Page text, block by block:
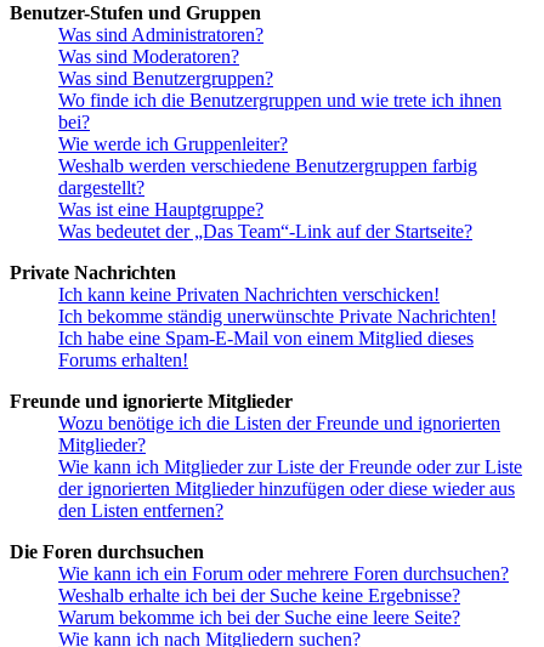
Benutzer-Stufen und Gruppen
Was sind Administratoren?
Was sind Moderatoren?
Was sind Benutzergruppen?
Wo finde ich die Benutzergruppen und wie trete ich ihnen
bei?
Wie werde ich Gruppenleiter?
Weshalb werden verschiedene Benutzergruppen farbig
dargestellt?
Was ist eine Hauptgruppe?
Was bedeutet der „Das Team“-Link auf der Startseite?
Private Nachrichten
Ich kann keine Privaten Nachrichten verschicken!
Ich bekomme ständig unerwünschte Private Nachrichten!
Ich habe eine Spam-E-Mail von einem Mitglied dieses
Forums erhalten!
Freunde und ignorierte Mitglieder
Wozu benötige ich die Listen der Freunde und ignorierten
Mitglieder?
Wie kann ich Mitglieder zur Liste der Freunde oder zur Liste
der ignorierten Mitglieder hinzufügen oder diese wieder aus
den Listen entfernen?
Die Foren durchsuchen
Wie kann ich ein Forum oder mehrere Foren durchsuchen?
Weshalb erhalte ich bei der Suche keine Ergebnisse?
Warum bekomme ich bei der Suche eine leere Seite?
Wie kann ich nach Mitgliedern suchen?